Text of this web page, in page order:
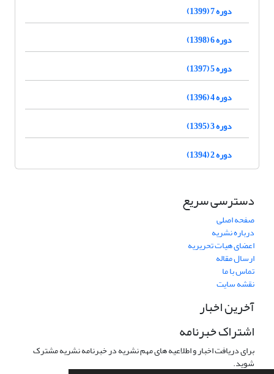
دوره 7 (1399)
دوره 6 (1398)
دوره 5 (1397)
دوره 4 (1396)
دوره 3 (1395)
دوره 2 (1394)
دسترسی سریع
صفحه اصلی
درباره نشریه
اعضای هیات تحریریه
ارسال مقاله
تماس با ما
نقشه سایت
آخرین اخبار
اشتراک خبرنامه
برای دریافت اخبار و اطلاعیه های مهم نشریه در خبرنامه نشریه مشترک
شوید.